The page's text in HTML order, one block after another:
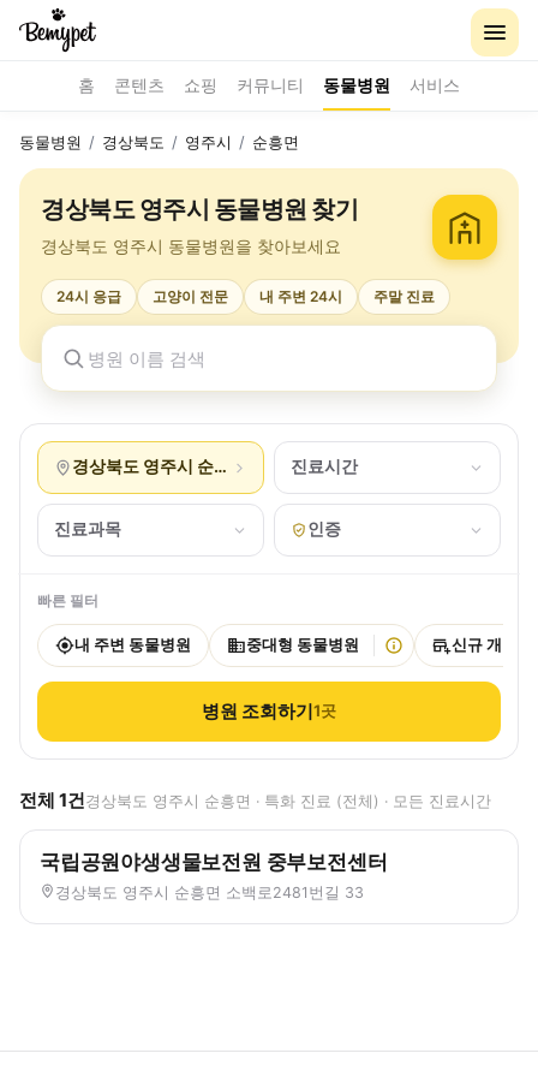
홈 콘텐츠 쇼핑 커뮤니티 동물병원 서비스
동물병원 / 경상북도 / 영주시 / 순흥면
경상북도 영주시 동물병원 찾기
경상북도 영주시 동물병원을 찾아보세요
24시 응급 고양이 전문 내 주변 24시 주말 진료
경상북도 영주시 순흥면 진료시간
진료과목 인증
빠른 필터
내 주변 동물병원 중대형 동물병원 신규 개원
병원 조회하기1곳
전체 1건경상북도 영주시 순흥면 · 특화 진료 (전체) · 모든 진료시간
국립공원야생생물보전원 중부보전센터
경상북도 영주시 순흥면 소백로2481번길 33